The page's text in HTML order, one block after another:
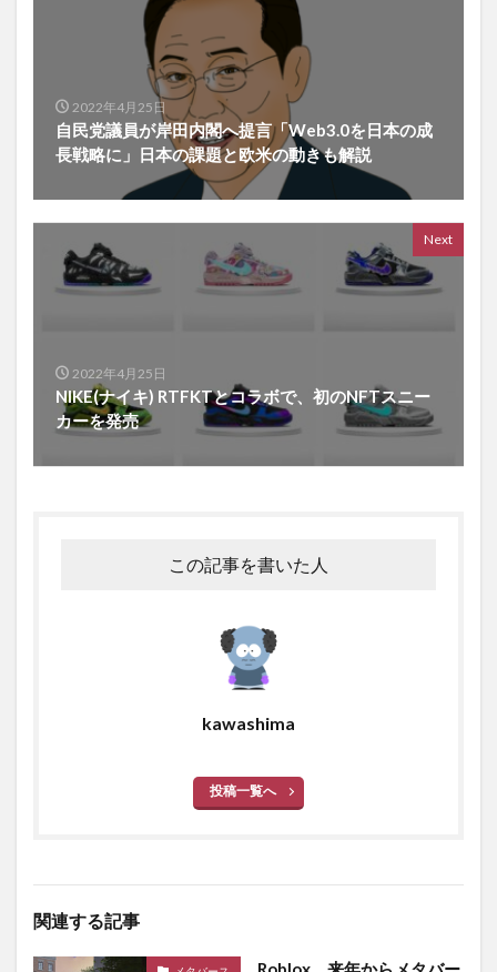
2022年4月25日
自民党議員が岸田内閣へ提言「Web3.0を日本の成
長戦略に」日本の課題と欧米の動きも解説
Next
2022年4月25日
NIKE(ナイキ) RTFKTとコラボで、初のNFTスニー
カーを発売
この記事を書いた人
kawashima
投稿一覧へ
関連する記事